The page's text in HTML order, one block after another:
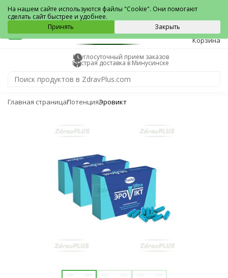
Минусинск
0
Корзина
Круглосуточный прием заказов
Быстрая доставка в Минусинске
Главная страницаПотенцияЭровикт
На нашем сайте используются файлы "Cookie". Они помогают
сделать сайт быстрее и удобнее.
Принять
Закрыть